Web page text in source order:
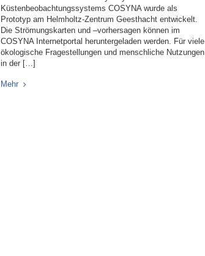
Küstenbeobachtungssystems COSYNA wurde als
Prototyp am Helmholtz-Zentrum Geesthacht entwickelt.
Die Strömungskarten und –vorhersagen können im
COSYNA Internetportal heruntergeladen werden. Für viele
ökologische Fragestellungen und menschliche Nutzungen
in der […]
Mehr